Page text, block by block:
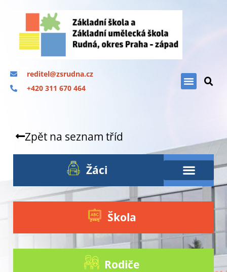
reditel@zsrudna.cz
+420 311 670 464
Zpět na seznam tříd
Žáci
Škola
Rodiče